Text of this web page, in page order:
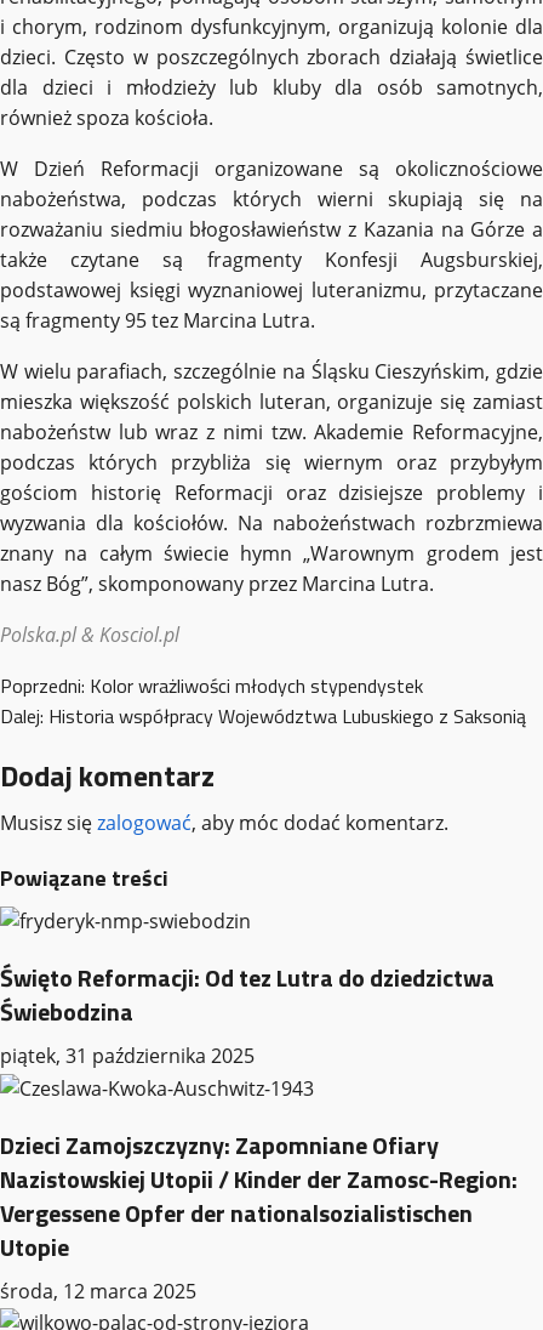
i chorym, rodzinom dysfunkcyjnym, organizują kolonie dla
dzieci. Często w poszczególnych zborach działają świetlice
dla dzieci i młodzieży lub kluby dla osób samotnych,
również spoza kościoła.
W Dzień Reformacji organizowane są okolicznościowe
nabożeństwa, podczas których wierni skupiają się na
rozważaniu siedmiu błogosławieństw z Kazania na Górze a
także czytane są fragmenty Konfesji Augsburskiej,
podstawowej księgi wyznaniowej luteranizmu, przytaczane
są fragmenty 95 tez Marcina Lutra.
W wielu parafiach, szczególnie na Śląsku Cieszyńskim, gdzie
mieszka większość polskich luteran, organizuje się zamiast
nabożeństw lub wraz z nimi tzw. Akademie Reformacyjne,
podczas których przybliża się wiernym oraz przybyłym
gościom historię Reformacji oraz dzisiejsze problemy i
wyzwania dla kościołów. Na nabożeństwach rozbrzmiewa
znany na całym świecie hymn „Warownym grodem jest
nasz Bóg”, skomponowany przez Marcina Lutra.
Polska.pl & Kosciol.pl
Zobacz
wpisy
Poprzedni: Kolor wrażliwości młodych stypendystek
Dalej: Historia współpracy Województwa Lubuskiego z Saksonią
Dodaj komentarz
Musisz sięzalogować, aby móc dodać komentarz.
Powiązane treści
Święto Reformacji: Od tez Lutra do dziedzictwa
Świebodzina
piątek, 31 października 2025
Dzieci Zamojszczyzny: Zapomniane Ofiary
Nazistowskiej Utopii / Kinder der Zamosc-Region:
Vergessene Opfer der nationalsozialistischen
Utopie
środa, 12 marca 2025